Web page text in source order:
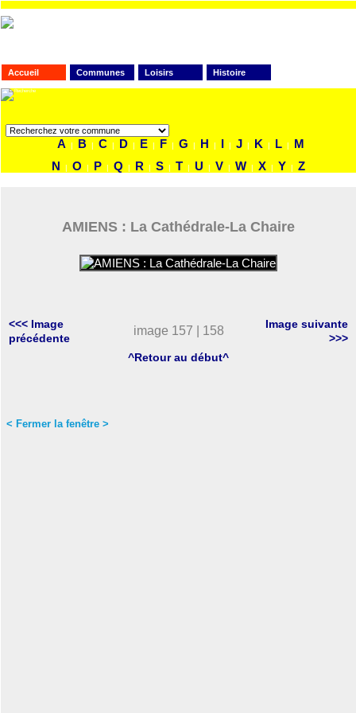
Accueil Communes Loisirs Histoire
A | B | C | D | E | F | G | H | I | J | K | L |
M
N
| O | P | Q | R | S | T | U | V | W | X | Y | Z
AMIENS : La Cathédrale-La Chaire
<<< Image
précédente
image 157 | 158
Image suivante
>>>
^Retour au début^
< Fermer la fenêtre >